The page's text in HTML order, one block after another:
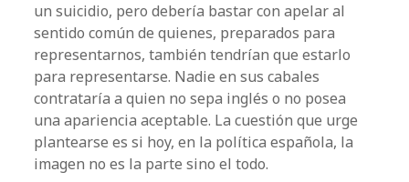
un suicidio, pero debería bastar con apelar al
sentido común de quienes, preparados para
representarnos, también tendrían que estarlo
para representarse. Nadie en sus cabales
contrataría a quien no sepa inglés o no posea
una apariencia aceptable. La cuestión que urge
plantearse es si hoy, en la política española, la
imagen no es la parte sino el todo.